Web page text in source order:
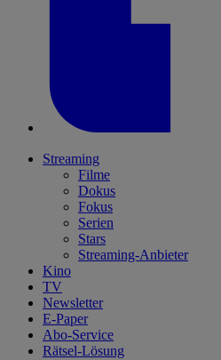
Streaming
Filme
Dokus
Fokus
Serien
Stars
Streaming-Anbieter
Kino
TV
Newsletter
E-Paper
Abo-Service
Rätsel-Lösung